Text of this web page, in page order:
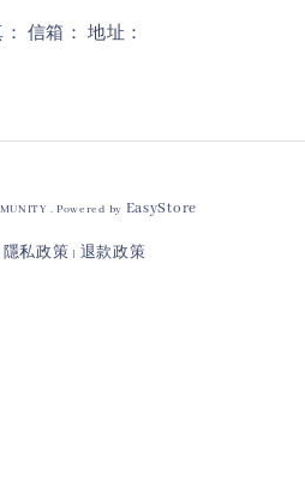
信箱： 地址：
. Powered by EasyStore
隱私政策 | 退款政策